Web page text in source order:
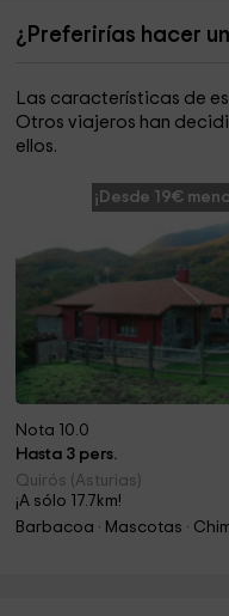
¿Preferirías hacer
Las características de
Otros viajeros han
ellos.
¡Desde 19€
Nota 10.0
Hasta 3 pers.
Quirós (Asturias)
¡A sólo 17.7km!